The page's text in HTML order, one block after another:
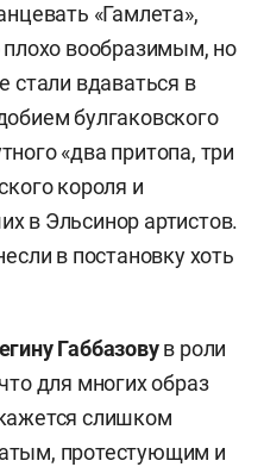
«Гамлета»,
вообразимым, но
стали вдаваться в
булгаковского
«два притопа, три
короля и
в Эльсинор артистов.
в постановку хоть
Габбазовув роли
для многих образ
слишком
протестующим и